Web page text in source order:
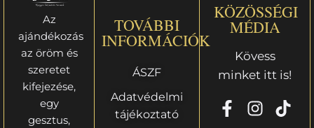
Az
ajándékozás
az öröm és
szeretet
kifejezése,
egy
gesztus,
TOVÁBBI
INFORMÁCIÓK
ÁSZF
Adatvédelmi
tájékoztató
KÖZÖSSÉGI
MÉDIA
Kövess
minket itt is!